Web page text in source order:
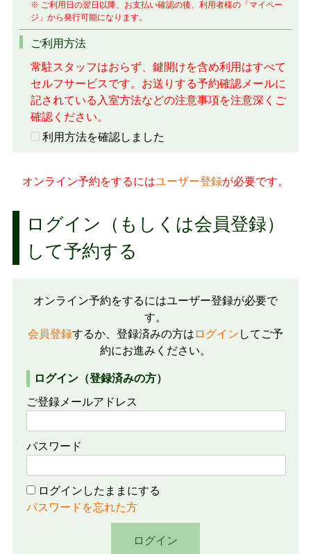
※ ご利用日の翌日以降、お支払い確認の後、利用者様の「マイペー
ジ」から発行可能になります。
ご利用方法
常駐スタッフはおらず、鍵開けを含め利用はすべて
セルフサービスです。お送りする予約確認メールに
記されている入室方法などの注意事項を注意深くご
確認ください。
利用方法を確認しました
オンライン予約をするにはユーザー登録が必要です。
ログイン（もしくは会員登録）
して予約する
オンライン予約をするにはユーザー登録が必要で
す。
会員登録するか、登録済みの方は ログイン してご予
約にお進みください。
ログイン（登録済みの方）
ご登録メールアドレス
パスワード
ログインしたままにする
パスワードを忘れた方